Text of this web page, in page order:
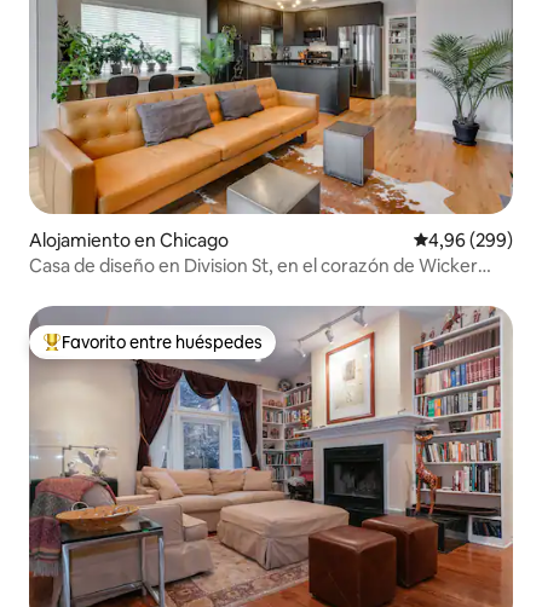
Alojamiento en Chicago Calificación
4,96 (299)
Casa de diseño en Division St, en el corazón de Wicker
Favorito entre los huéspedes más destacados
Favorito entre huéspedes